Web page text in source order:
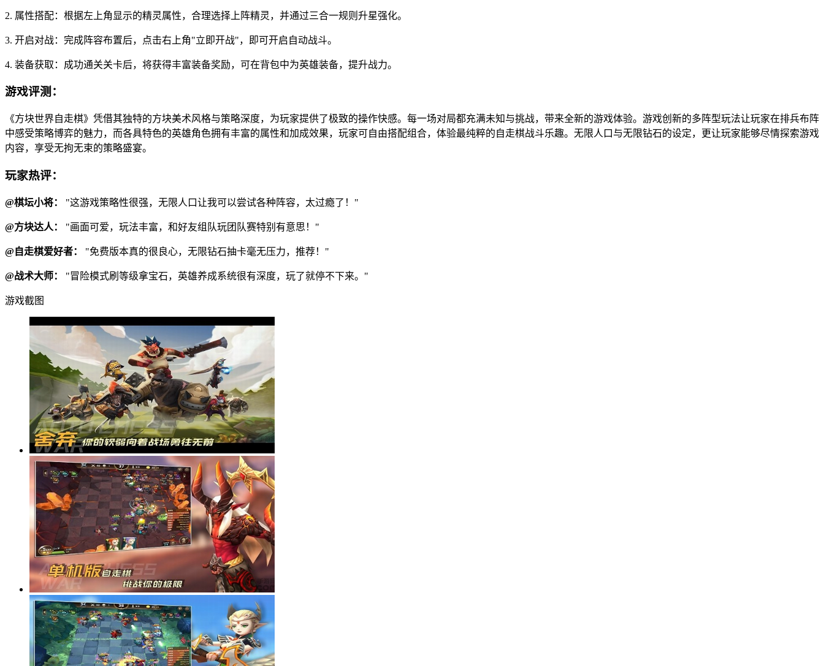
2. 属性搭配：根据左上角显示的精灵属性，合理选择上阵精灵，并通过三合一规则升星强化。
3. 开启对战：完成阵容布置后，点击右上角"立即开战"，即可开启自动战斗。
4. 装备获取：成功通关关卡后，将获得丰富装备奖励，可在背包中为英雄装备，提升战力。
游戏评测：
《方块世界自走棋》凭借其独特的方块美术风格与策略深度，为玩家提供了极致的操作快感。每一场对局都充满未知与挑战，带来全新的游戏体验。游戏创新的多阵型玩法让玩家在排兵布阵
中感受策略博弈的魅力，而各具特色的英雄角色拥有丰富的属性和加成效果，玩家可自由搭配组合，体验最纯粹的自走棋战斗乐趣。无限人口与无限钻石的设定，更让玩家能够尽情探索游戏
内容，享受无拘无束的策略盛宴。
玩家热评：
@棋坛小将： "这游戏策略性很强，无限人口让我可以尝试各种阵容，太过瘾了！"
@方块达人： "画面可爱，玩法丰富，和好友组队玩团队赛特别有意思！"
@自走棋爱好者： "免费版本真的很良心，无限钻石抽卡毫无压力，推荐！"
@战术大师： "冒险模式刷等级拿宝石，英雄养成系统很有深度，玩了就停不下来。"
游戏截图